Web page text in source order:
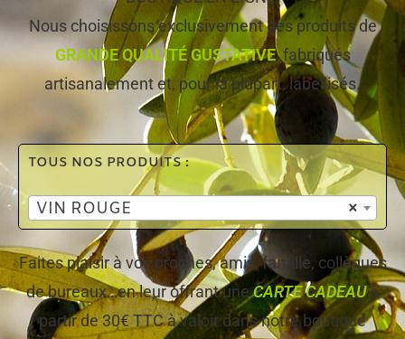
Nous choisissons exclusivement des produits de
GRANDE QUALITÉ GUSTATIVE, fabriqués
artisanalement et, pour la plupart, labellisés.
TOUS NOS PRODUITS :
×
VIN ROUGE
Faites plaisir à vos proches, amis, famille, collègues
de bureaux…en leur offrant uneCARTE CADEAUà
partir de 30€ TTC à valoir dans notre boutique